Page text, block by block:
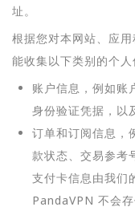
址。
根据您对本网站、应
能收集以下类别的个人
账户信息，例如账
身份验证凭据，以
订单和订阅信息，
款状态、交易参考
支付卡信息由我们
PandaVPN 不会存